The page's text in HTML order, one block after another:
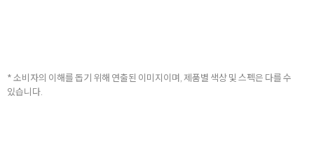
* 소비자의 이해를 돕기 위해 연출된 이미지이며, 제품별 색상 및 스펙은 다를 수
있습니다.